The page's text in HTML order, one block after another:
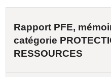
Rapport PFE,
catégorie
RESSOURCES